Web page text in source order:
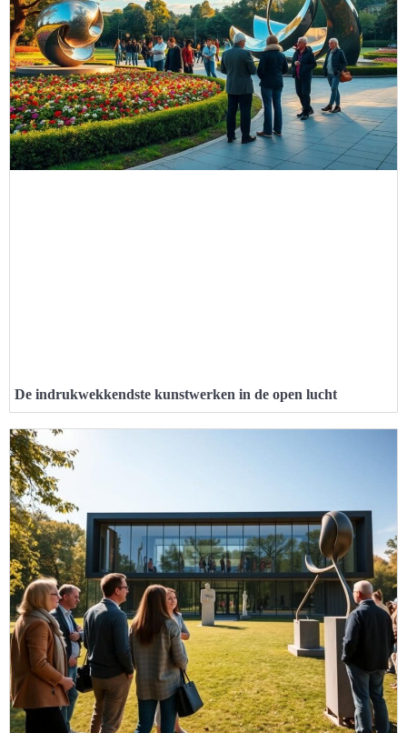
De indrukwekkendste kunstwerken in de open lucht